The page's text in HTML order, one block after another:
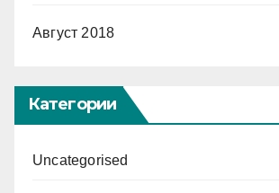
Август 2018
Категории
Uncategorised